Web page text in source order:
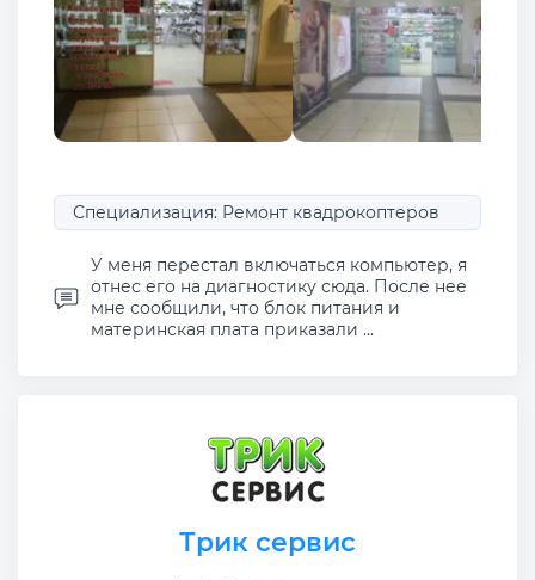
Специализация: Ремонт квадрокоптеров
У меня перестал включаться компьютер, я
отнес его на диагностику сюда. После нее
мне сообщили, что блок питания и
материнская плата приказали ...
Трик сервис